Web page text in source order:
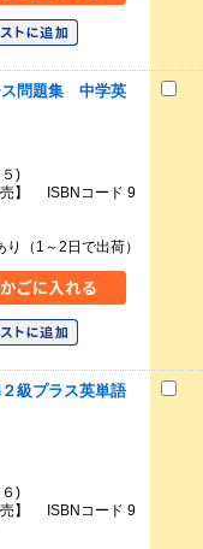
ス問題集 中学英
)
売】 ISBNコード 9
（1～2日で出荷）
級プラス英単語
)
売】 ISBNコード 9